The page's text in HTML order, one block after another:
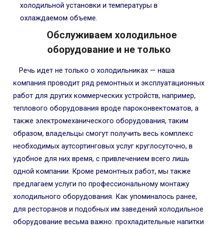
холодильной установки и температуры в
охлаждаемом объеме.
Обслуживаем холодильное
оборудование и не только
Речь идет не только о холодильниках — наша
компания проводит ряд ремонтных и эксплуатационных
работ для других коммерческих устройств, например,
теплового оборудования вроде пароконвектоматов, а
также электромеханического оборудования, таким
образом, владельцы смогут получить весь комплекс
необходимых аутсортинговых услуг круглосуточно, в
удобное для них время, с привлечением всего лишь
одной компании. Кроме ремонтных работ, мы также
предлагаем услуги по профессиональному монтажу
холодильного оборудования. Как упоминалось ранее,
для ресторанов и подобных им заведений холодильное
оборудование весьма важно: прохладительные напитки